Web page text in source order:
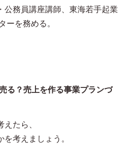
公務員講座講師、東海若手起業
ーを務める。
る？売上を作る事業プランづ
たら、
考えましょう。